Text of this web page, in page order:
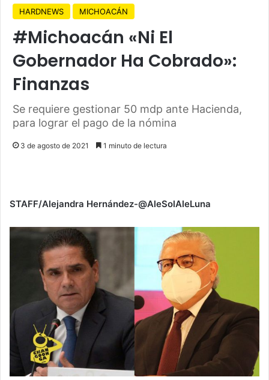
HARDNEWS MICHOACÁN
#Michoacán «Ni El
Gobernador Ha Cobrado»:
Finanzas
Se requiere gestionar 50 mdp ante Hacienda,
para lograr el pago de la nómina
3 de agosto de 2021 1 minuto de lectura
STAFF/Alejandra Hernández-@AleSolAleLuna